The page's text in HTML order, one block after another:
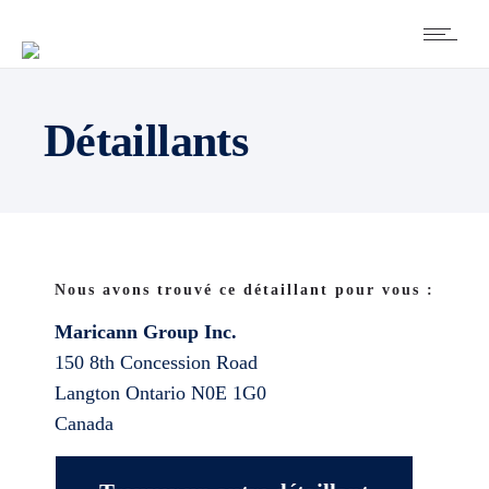
Détaillants
Nous avons trouvé ce détaillant pour vous :
Maricann Group Inc.
150 8th Concession Road
Langton Ontario N0E 1G0
Canada